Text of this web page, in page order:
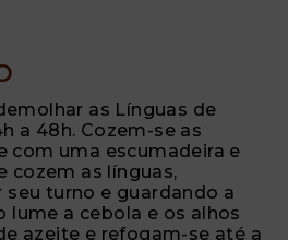
as Línguas de
a 48h. Cozem-se as
com uma escumadeira e
cozem as línguas,
turno e guardando a
lume a cebola e os alhos
azeite e refogam-se até a